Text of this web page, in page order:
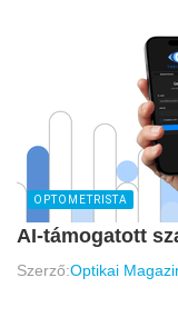
OPTOMETRISTA
AI-támogatott
Szerző:Optikai